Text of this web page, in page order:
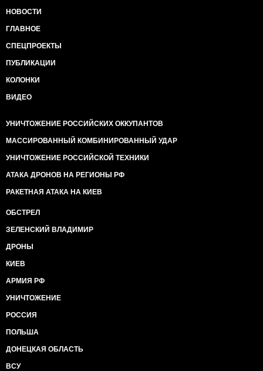
НОВОСТИ
ГЛАВНОЕ
СПЕЦПРОЕКТЫ
ПУБЛИКАЦИИ
КОЛОНКИ
ВИДЕО
УНИЧТОЖЕНИЕ РОССИЙСКИХ ОККУПАНТОВ
МАССИРОВАННЫЙ КОМБИНИРОВАННЫЙ УДАР
УНИЧТОЖЕНИЕ РОССИЙСКОЙ ТЕХНИКИ
АТАКА ДРОНОВ НА РЕГИОНЫ РФ
РАКЕТНАЯ АТАКА НА КИЕВ
ОБСТРЕЛ
ЗЕЛЕНСКИЙ ВЛАДИМИР
ДРОНЫ
КИЕВ
АРМИЯ РФ
УНИЧТОЖЕНИЕ
РОССИЯ
ПОЛЬША
ДОНЕЦКАЯ ОБЛАСТЬ
ВСУ